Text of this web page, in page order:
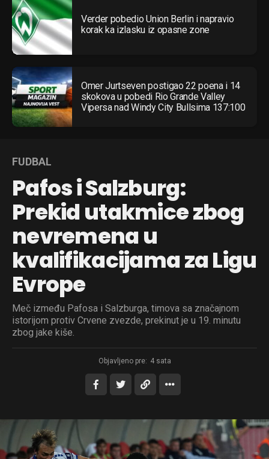
Verder pobedio Union Berlin i napravio
korak ka izlasku iz opasne zone
Omer Jurtseven postigao 22 poena i 14
skokova u pobedi Rio Grande Valley
Vipersa nad Windy City Bullsima 137:100
FUDBAL
Pafos i Salzburg:
Prekid utakmice zbog
nevremena u
kvalifikacijama za Ligu
Evrope
Meč između Pafosa i Salzburga, timova sa značajnom
istorijom protiv Crvene zvezde, prekinut je u 19. minutu
zbog jake kiše.
Objavljeno pre: 4 sata